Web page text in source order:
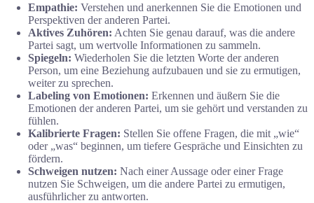
Empathie: Verstehen und anerkennen Sie die Emotionen und
Perspektiven der anderen Partei.
Aktives Zuhören: Achten Sie genau darauf, was die andere
Partei sagt, um wertvolle Informationen zu sammeln.
Spiegeln: Wiederholen Sie die letzten Worte der anderen
Person, um eine Beziehung aufzubauen und sie zu ermutigen,
weiter zu sprechen.
Labeling von Emotionen: Erkennen und äußern Sie die
Emotionen der anderen Partei, um sie gehört und verstanden zu
fühlen.
Kalibrierte Fragen: Stellen Sie offene Fragen, die mit „wie“
oder „was“ beginnen, um tiefere Gespräche und Einsichten zu
fördern.
Schweigen nutzen: Nach einer Aussage oder einer Frage
nutzen Sie Schweigen, um die andere Partei zu ermutigen,
ausführlicher zu antworten.